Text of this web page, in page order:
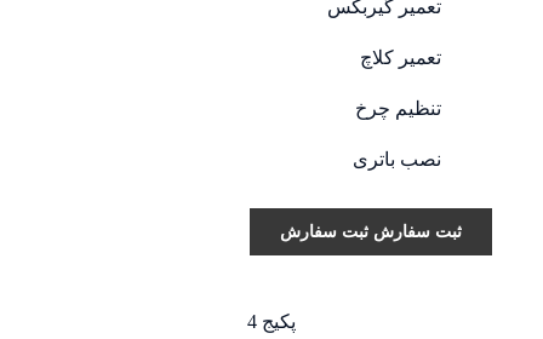
تعمیر گیربکس
تعمیر کلاچ
تنظیم چرخ
نصب باتری
ثبت سفارشثبت سفارش
پکیج 4